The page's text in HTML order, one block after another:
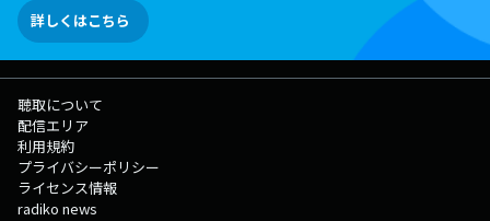
詳しくはこちら
聴取について
配信エリア
利用規約
プライバシーポリシー
ライセンス情報
radiko news